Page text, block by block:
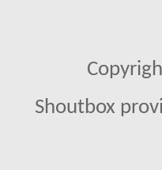
Shoutbox